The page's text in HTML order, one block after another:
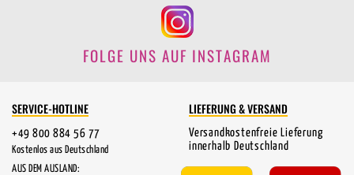
FOLGE UNS AUF INSTAGRAM
SERVICE-HOTLINE
+49 800 884 56 77
Kostenlos aus Deutschland
AUS DEM AUSLAND:
LIEFERUNG & VERSAND
Versandkostenfreie Lieferung
innerhalb Deutschland